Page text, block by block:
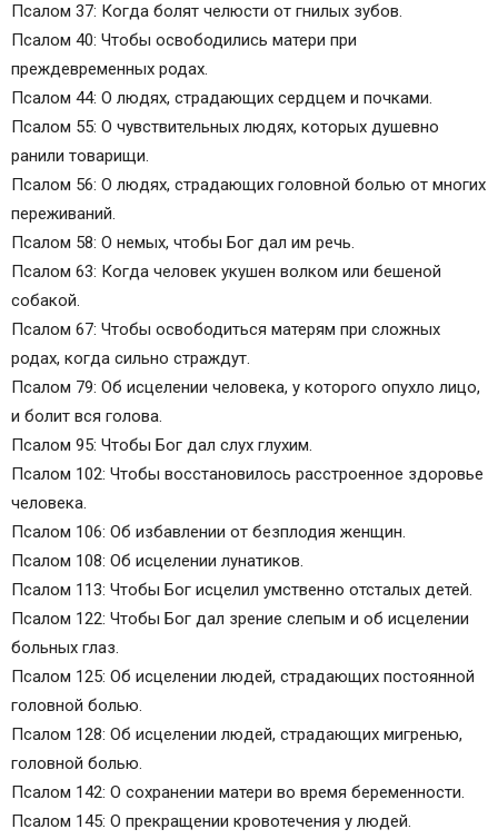
Псалом 37: Когда болят челюсти от гнилых зубов.
Псалом 40: Чтобы освободились матери при
преждевременных родах.
Псалом 44: О людях, страдающих сердцем и почками.
Псалом 55: О чувствительных людях, которых душевно
ранили товарищи.
Псалом 56: О людях, страдающих головной болью от многих
переживаний.
Псалом 58: О немых, чтобы Бог дал им речь.
Псалом 63: Когда человек укушен волком или бешеной
собакой.
Псалом 67: Чтобы освободиться матерям при сложных
родах, когда сильно страждут.
Псалом 79: Об исцелении человека, у которого опухло лицо,
и болит вся голова.
Псалом 95: Чтобы Бог дал слух глухим.
Псалом 102: Чтобы восстановилось расстроенное здоровье
человека.
Псалом 106: Об избавлении от безплодия женщин.
Псалом 108: Об исцелении лунатиков.
Псалом 113: Чтобы Бог исцелил умственно отсталых детей.
Псалом 122: Чтобы Бог дал зрение слепым и об исцелении
больных глаз.
Псалом 125: Об исцелении людей, страдающих постоянной
головной болью.
Псалом 128: Об исцелении людей, страдающих мигренью,
головной болью.
Псалом 142: О сохранении матери во время беременности.
Псалом 145: О прекращении кровотечения у людей.